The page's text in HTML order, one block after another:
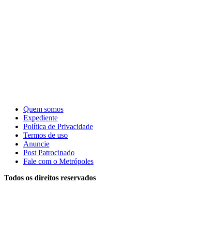
Quem somos
Expediente
Política de Privacidade
Termos de uso
Anuncie
Post Patrocinado
Fale com o Metrópoles
Todos os direitos reservados